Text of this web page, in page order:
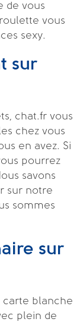
de vous
vous
sexy.
sur
chat.fr vous
chez vous
en avez. Si
pourrez
savons
sur notre
sommes
sur
carte blanche
plein de